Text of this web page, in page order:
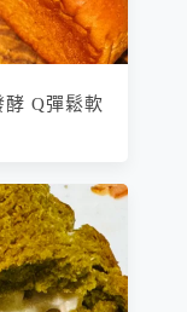
Q彈鬆軟